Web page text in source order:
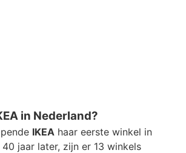
in Nederland?
IKEA haar eerste winkel in
40 jaar later, zijn er 13 winkels